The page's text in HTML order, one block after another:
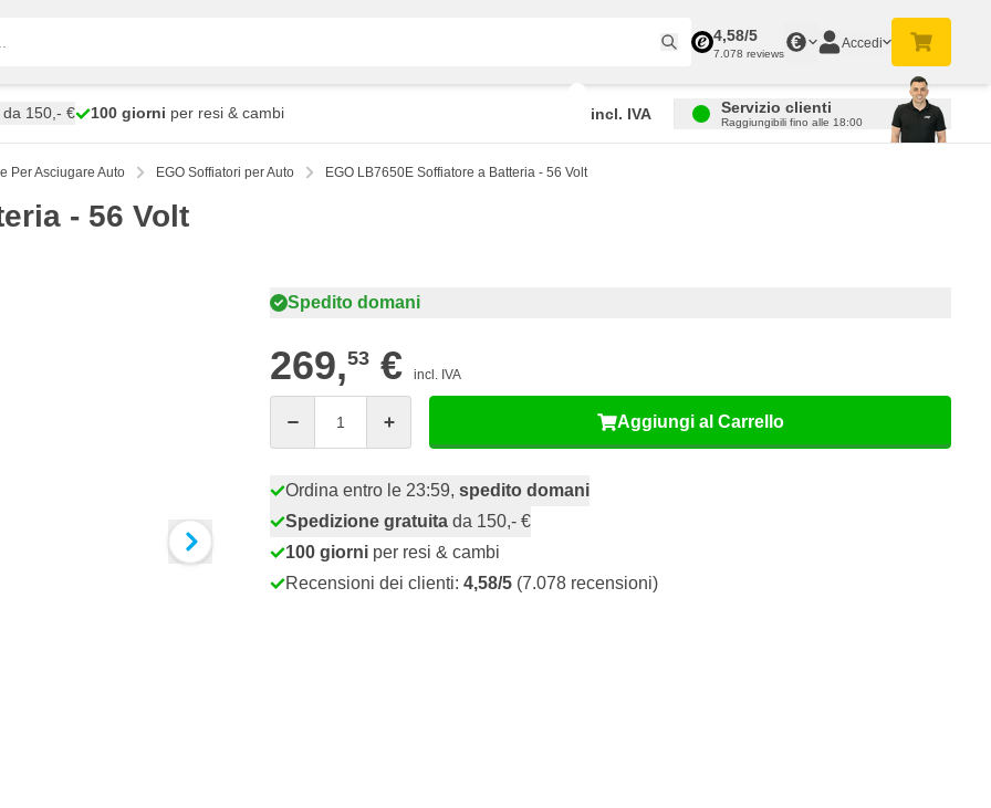
4,58/5
7.078 reviews
€ Accedi
da 150,- € 100 giorni per resi & cambi incl. IVA Servizio clienti
Raggiungibili fino alle 18:00
Per Asciugare Auto EGO Soffiatori per Auto EGO LB7650E Soffiatore a Batteria - 56 Volt
- 56 Volt
Spedito domani
269,53 € incl. IVA
Aggiungi al Carrello
Ordina entro le 23:59, spedito domani
Spedizione gratuita da 150,- €
100 giorni per resi & cambi
Recensioni dei clienti: 4,58/5 (7.078 recensioni)